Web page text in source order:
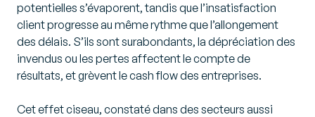
potentielles s’évaporent, tandis que l’insatisfaction
client progresse au même rythme que l’allongement
des délais. S’ils sont surabondants, la dépréciation des
invendus ou les pertes affectent le compte de
résultats, et grèvent le cash flow des entreprises.
Cet effet ciseau, constaté dans des secteurs aussi